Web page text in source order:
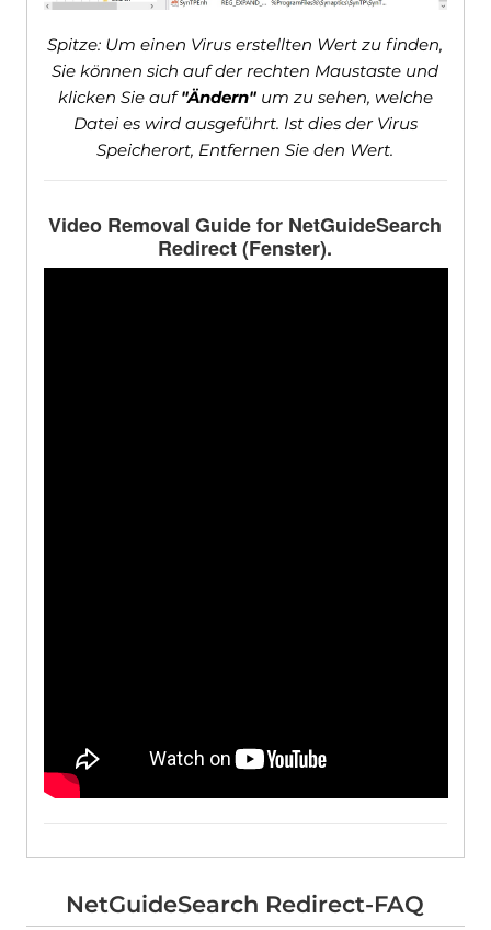
Spitze: Um einen Virus erstellten Wert zu finden,
Sie können sich auf der rechten Maustaste und
klicken Sie auf"Ändern"um zu sehen, welche
Datei es wird ausgeführt. Ist dies der Virus
Speicherort, Entfernen Sie den Wert.
Video Removal Guide for NetGuideSearch
Redirect(Fenster).
NetGuideSearch Redirect-FAQ